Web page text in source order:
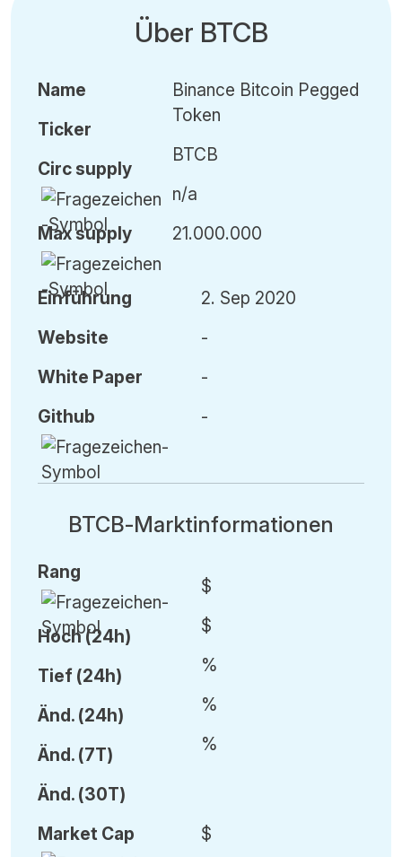
Über BTCB
Name
Ticker
Circ supply
Maxsupply
Binance Bitcoin Pegged
Token
BTCB
n/a
21.000.000
Einführung
Website
White Paper
Github
2. Sep 2020
-
-
-
BTCB-Marktinformationen
Rang
Hoch (24h)
Tief (24h)
Änd. (24h)
Änd. (7T)
Änd. (30T)
$
$
%
%
%
Market Cap
$